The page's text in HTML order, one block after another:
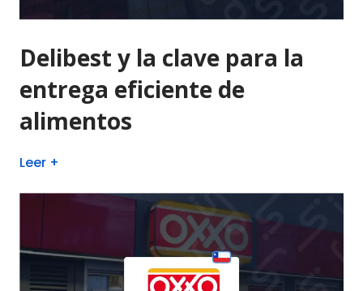
Delibest y la clave para la
entrega eficiente de
alimentos
Leer +